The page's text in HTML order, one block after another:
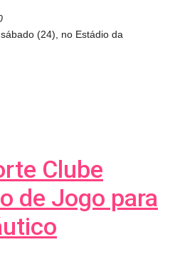
(24), no Estádio da
Clube
de Jogo para